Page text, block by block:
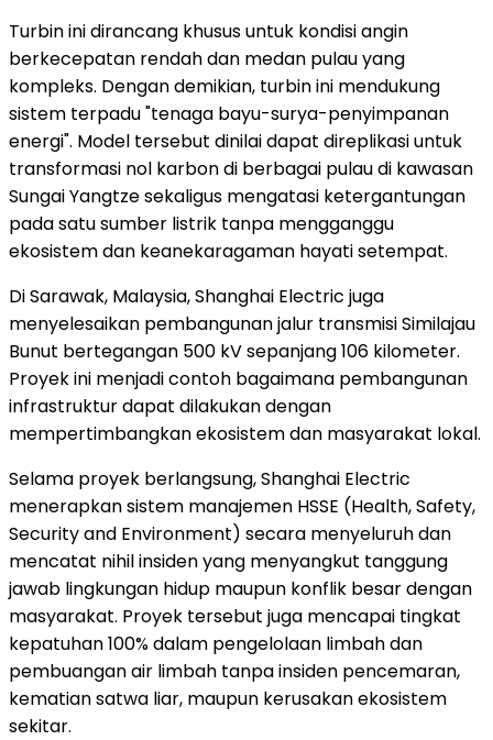
Turbin ini dirancang khusus untuk kondisi angin
berkecepatan rendah dan medan pulau yang
kompleks. Dengan demikian, turbin ini mendukung
sistem terpadu "tenaga bayu-surya-penyimpanan
energi". Model tersebut dinilai dapat direplikasi untuk
transformasi nol karbon di berbagai pulau di kawasan
Sungai Yangtze sekaligus mengatasi ketergantungan
pada satu sumber listrik tanpa mengganggu
ekosistem dan keanekaragaman hayati setempat.
Di Sarawak, Malaysia, Shanghai Electric juga
menyelesaikan pembangunan jalur transmisi Similajau
Bunut bertegangan 500 kV sepanjang 106 kilometer.
Proyek ini menjadi contoh bagaimana pembangunan
infrastruktur dapat dilakukan dengan
mempertimbangkan ekosistem dan masyarakat lokal.
Selama proyek berlangsung, Shanghai Electric
menerapkan sistem manajemen HSSE (Health, Safety,
Security and Environment) secara menyeluruh dan
mencatat nihil insiden yang menyangkut tanggung
jawab lingkungan hidup maupun konflik besar dengan
masyarakat. Proyek tersebut juga mencapai tingkat
kepatuhan 100% dalam pengelolaan limbah dan
pembuangan air limbah tanpa insiden pencemaran,
kematian satwa liar, maupun kerusakan ekosistem
sekitar.